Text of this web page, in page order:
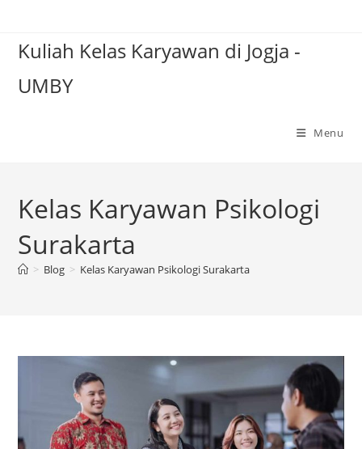
contentKuliah Kelas Karyawan di Jogja -
UMBY
Menu
Kelas Karyawan Psikologi
Surakarta
> Blog > Kelas Karyawan Psikologi Surakarta